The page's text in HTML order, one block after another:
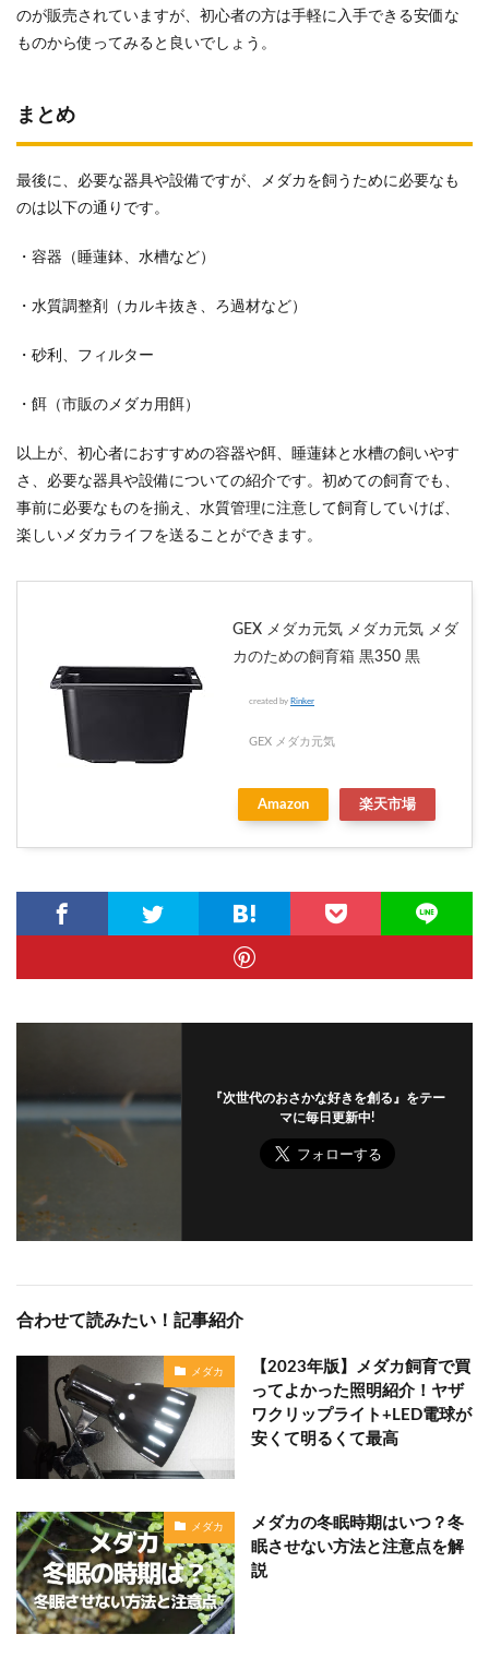
のが販売されていますが、初心者の方は手軽に入手できる安価な
ものから使ってみると良いでしょう。
まとめ
最後に、必要な器具や設備ですが、メダカを飼うために必要なも
のは以下の通りです。
・容器（睡蓮鉢、水槽など）
・水質調整剤（カルキ抜き、ろ過材など）
・砂利、フィルター
・餌（市販のメダカ用餌）
以上が、初心者におすすめの容器や餌、睡蓮鉢と水槽の飼いやす
さ、必要な器具や設備についての紹介です。初めての飼育でも、
事前に必要なものを揃え、水質管理に注意して飼育していけば、
楽しいメダカライフを送ることができます。
GEX メダカ元気 メダカ元気 メダ
カのための飼育箱 黒350 黒
created by Rinker
GEX メダカ元気
Amazon 楽天市場
『次世代のおさかな好きを創る』をテー
マに毎日更新中!
合わせて読みたい！記事紹介
メダカ
【2023年版】メダカ飼育で買
ってよかった照明紹介！ヤザ
ワクリップライト+LED電球が
安くて明るくて最高
メダカ
メダカの冬眠時期はいつ？冬
眠させない方法と注意点を解
説